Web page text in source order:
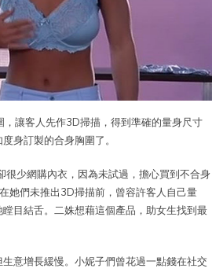
讓客人先作3D掃描，得到準確的量身尺寸
身訂製的合身胸圍了。
很少網購內衣，因為未試過，擔心買到不合身
她們未推出3D掃描前，曾容許客人自己量
目結舌。二姝想藉這個產品，助女生找到最
意增長緩慢。小妮子們曾花過一點錢在社交